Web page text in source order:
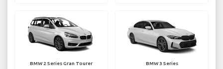
BMW 2 Series Gran Tourer BMW 3 Series